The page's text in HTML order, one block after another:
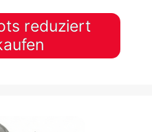
reduziert